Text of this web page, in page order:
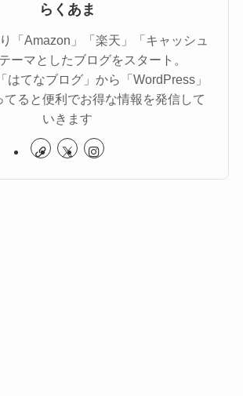
らくあま
「Amazon」「楽天」「キャッシュ
ーマとしたブログをスタート。
はてなブログ」から「WordPress」
てると便利でお得な情報を発信して
いきます